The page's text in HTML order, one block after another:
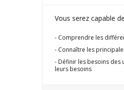
Vous serez capable
Comprendre les
Connaître les
Définir les besoins des
leurs besoins